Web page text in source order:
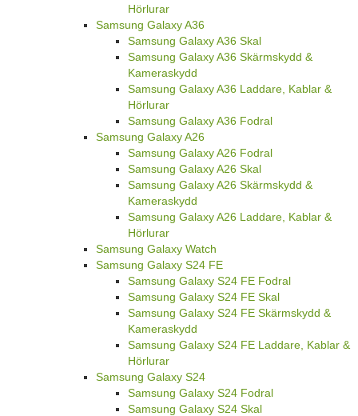
Hörlurar
Samsung Galaxy A36
Samsung Galaxy A36 Skal
Samsung Galaxy A36 Skärmskydd &
Kameraskydd
Samsung Galaxy A36 Laddare, Kablar &
Hörlurar
Samsung Galaxy A36 Fodral
Samsung Galaxy A26
Samsung Galaxy A26 Fodral
Samsung Galaxy A26 Skal
Samsung Galaxy A26 Skärmskydd &
Kameraskydd
Samsung Galaxy A26 Laddare, Kablar &
Hörlurar
Samsung Galaxy Watch
Samsung Galaxy S24 FE
Samsung Galaxy S24 FE Fodral
Samsung Galaxy S24 FE Skal
Samsung Galaxy S24 FE Skärmskydd &
Kameraskydd
Samsung Galaxy S24 FE Laddare, Kablar &
Hörlurar
Samsung Galaxy S24
Samsung Galaxy S24 Fodral
Samsung Galaxy S24 Skal